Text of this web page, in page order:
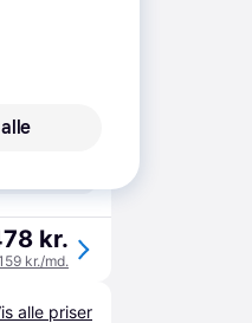
kr.
kr.
kr./md.
alle priser